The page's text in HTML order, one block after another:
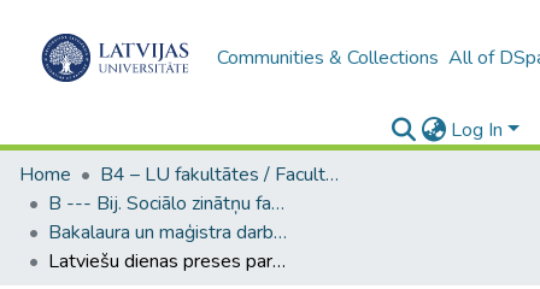
Communities & Collections All of
Log In
Home
B4 – LU fakultātes / Faculties of the UL
B --- Bij. Sociālo zinātņu fakultātes noslēguma darbi / Faculty of Social Sciences - Graduate works
Bakalaura un maģistra darbi (SZF) / Bachelor's and Master's theses
Latviešu dienas preses partiju freimings pirms 2005. gada pašvaldību vēlēšanām (laikrakstos Diena, NRA, Latvijas Avīze)